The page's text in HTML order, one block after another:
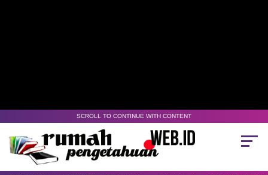
SCROLL TO CONTINUE WITH CONTENT